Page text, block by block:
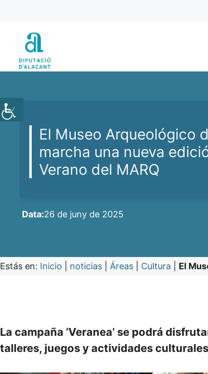
contingut
El Museo Arqueológico
marcha una nueva
Verano del MARQ
Data:26 de juny de 2025
Estás en: Inicio noticias Áreas Cultura El
La campaña ‘Veranea’ se podrá
talleres, juegos y actividades culturales